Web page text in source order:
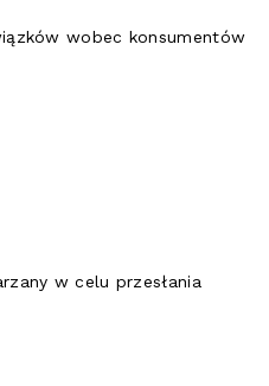
wobec konsumentów
w celu przesłania